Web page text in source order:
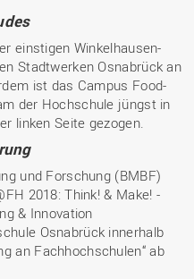
einstigen Winkelhausen-
Stadtwerken Osnabrück an
ist das Campus Food-
der Hochschule jüngst in
linken Seite gezogen.
und Forschung (BMBF)
2018: Think! & Make! -
& Innovation
Osnabrück innerhalb
an Fachhochschulen“ ab